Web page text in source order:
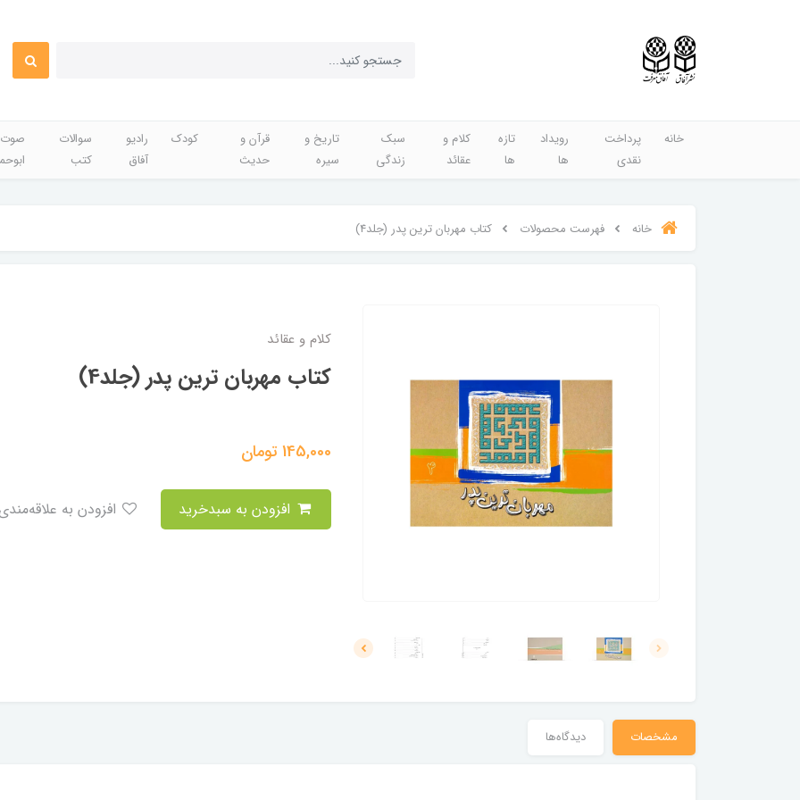
خانه
پرداخت
نقدی
رویداد
ها
تازه
ها
کلام و
عقائد
سبک
زندگی
تاریخ و
سیره
قرآن و
حدیث
کودک
رادیو
آفاق
سوالات
کتب
صوت
خانه فهرست محصولات کتاب مهربان ترين پدر (جلد4)
کلام و عقائد
کتاب مهربان ترين پدر (جلد4)
145,000تومان
مشخصات دیدگاه‌ها